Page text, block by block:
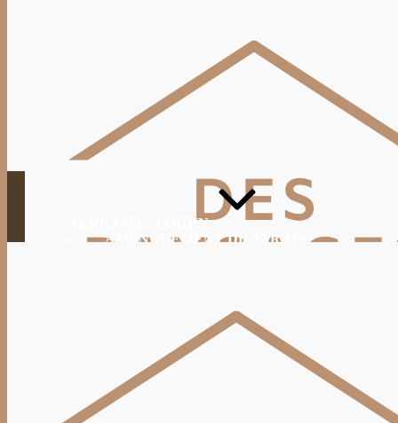
TERRASSE, JARDIN
AMÉNAGEMENT DU JARDIN
VIE PRATIQUE
ENERGIE
TRAVAUX
DEVIS